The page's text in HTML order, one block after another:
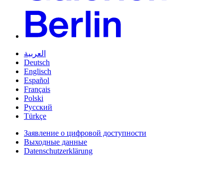
العربية
Deutsch
Englisch
Español
Français
Polski
Русский
Türkçe
Заявление о цифровой доступности
Выходные данные
Datenschutzerklärung